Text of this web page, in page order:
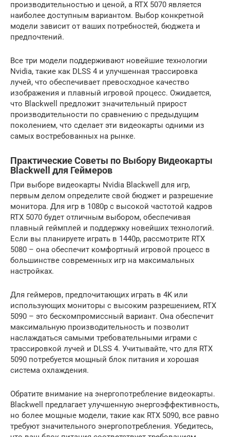
производительностью и ценой, а RTX 5070 является
наиболее доступным вариантом. Выбор конкретной
модели зависит от ваших потребностей, бюджета и
предпочтений.
Все три модели поддерживают новейшие технологии
Nvidia, такие как DLSS 4 и улучшенная трассировка
лучей, что обеспечивает превосходное качество
изображения и плавный игровой процесс. Ожидается,
что Blackwell предложит значительный прирост
производительности по сравнению с предыдущим
поколением, что сделает эти видеокарты одними из
самых востребованных на рынке.
Практические Советы по Выбору Видеокарты
Blackwell для Геймеров
При выборе видеокарты Nvidia Blackwell для игр,
первым делом определите свой бюджет и разрешение
монитора. Для игр в 1080p с высокой частотой кадров
RTX 5070 будет отличным выбором, обеспечивая
плавный геймплей и поддержку новейших технологий.
Если вы планируете играть в 1440p, рассмотрите RTX
5080 – она обеспечит комфортный игровой процесс в
большинстве современных игр на максимальных
настройках.
Для геймеров, предпочитающих играть в 4K или
использующих мониторы с высоким разрешением, RTX
5090 – это бескомпромиссный вариант. Она обеспечит
максимальную производительность и позволит
наслаждаться самыми требовательными играми с
трассировкой лучей и DLSS 4. Учитывайте, что для RTX
5090 потребуется мощный блок питания и хорошая
система охлаждения.
Обратите внимание на энергопотребление видеокарты.
Blackwell предлагает улучшенную энергоэффективность,
но более мощные модели, такие как RTX 5090, все равно
требуют значительного энергопотребления. Убедитесь,